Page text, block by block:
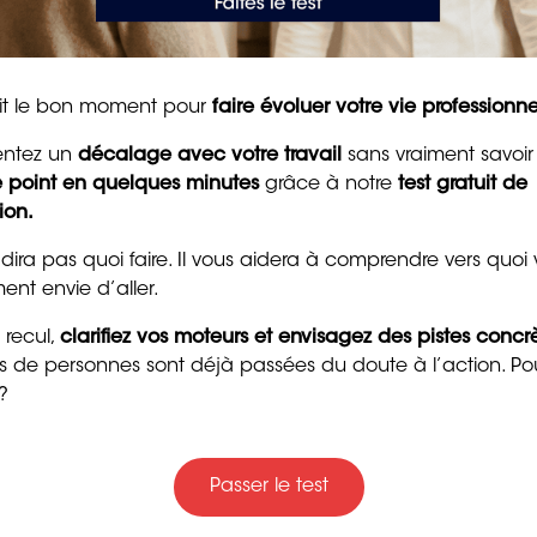
souhaitez, demandez s’il y a d’autres avantages que
ou un meilleur package de bien-être.
votre demande de
preuves de votre
de l’entreprise ou comment vous pouvez lui
n’est pas seulement une question de chiffres, mais
Si vous vous préparez adéquatement et
de bonnes chances d’obtenir le salaire que vous
et la confiance
8 min. de lecture
Trente messages
gentils pour souhaiter
le bon moment pour faire évoluer votre vie
un décalage avec votre travail sans vraiment
point en quelques minutesgrâce à notre test gratuit de
dira pas quoi faire. Il vous aidera à comprendre vers quoi
envie d’aller.
recul, clarifiez vos moteurs et envisagez des pistes
de personnes sont déjà passées du doute à l’action.
Passer le test